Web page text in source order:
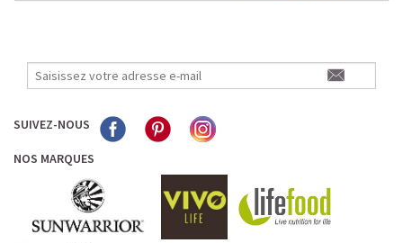
SUIVEZ-NOUS
NOS MARQUES